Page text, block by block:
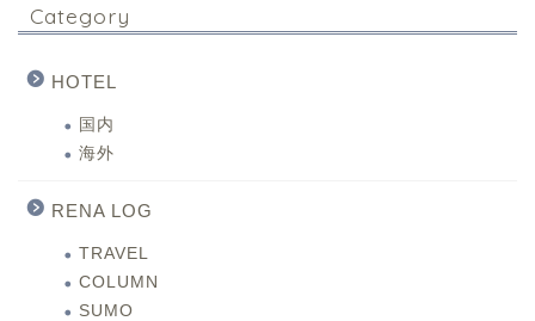
Category
HOTEL
国内
海外
RENA LOG
TRAVEL
COLUMN
SUMO